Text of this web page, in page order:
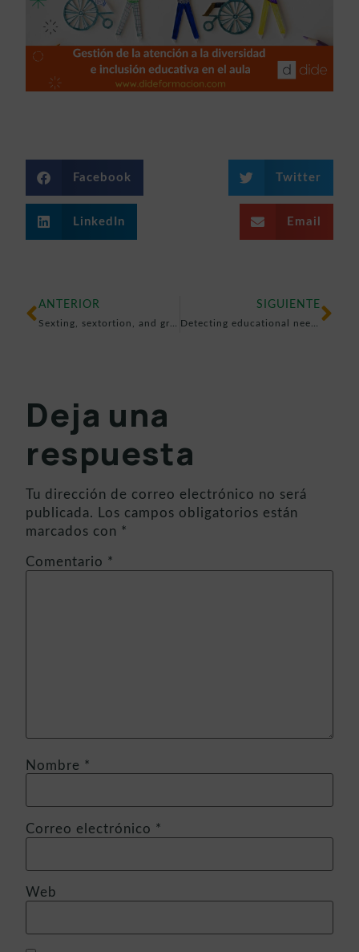
Facebook Twitter
LinkedIn Email
ANTERIOR SIGUIENTE
Deja una
respuesta
Tu dirección de correo electrónico no será
publicada.
Los campos obligatorios están
marcados con *
Comentario *
Nombre *
Correo electrónico *
Web